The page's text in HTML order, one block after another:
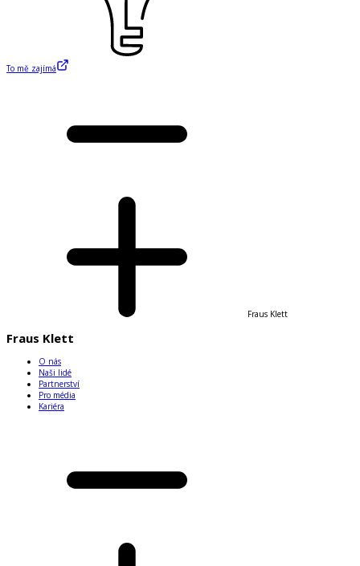
To mě zajímá
Fraus Klett
Fraus Klett
O nás
Naši lidé
Partnerství
Pro média
Kariéra